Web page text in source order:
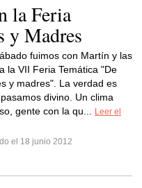
la Feria
y Madres
fuimos con Martín y las
la VII Feria Temática "De
y madres". La verdad es
divino. Un clima
gente con la qu...
Leer el
el 18 junio 2012